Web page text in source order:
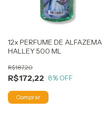
12x PERFUME DE ALFAZEMA
HALLEY 500 ML
R$172,22
R$187,20
8% OFF